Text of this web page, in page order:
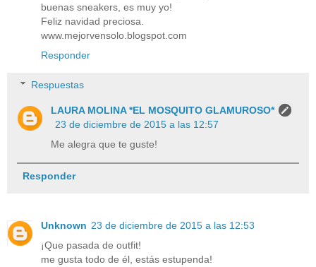
buenas sneakers, es muy yo!
Feliz navidad preciosa.
www.mejorvensolo.blogspot.com
Responder
Respuestas
LAURA MOLINA *EL MOSQUITO GLAMUROSO*
23 de diciembre de 2015 a las 12:57
Me alegra que te guste!
Responder
Unknown 23 de diciembre de 2015 a las 12:53
¡Que pasada de outfit!
me gusta todo de él, estás estupenda!